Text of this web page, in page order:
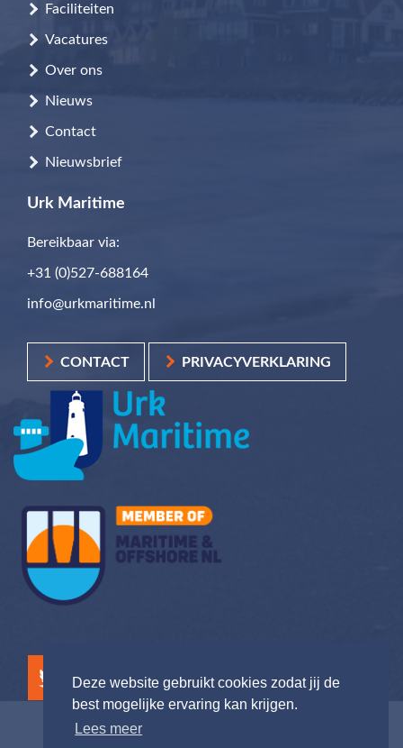
Deze website gebruikt cookies zodat jij de
best mogelijke ervaring kan krijgen.
Lees meer
Faciliteiten
Vacatures
Over ons
Nieuws
Contact
Nieuwsbrief
Urk Maritime
Bereikbaar via:
+31 (0)527-688164
info@urkmaritime.nl
CONTACT PRIVACYVERKLARING